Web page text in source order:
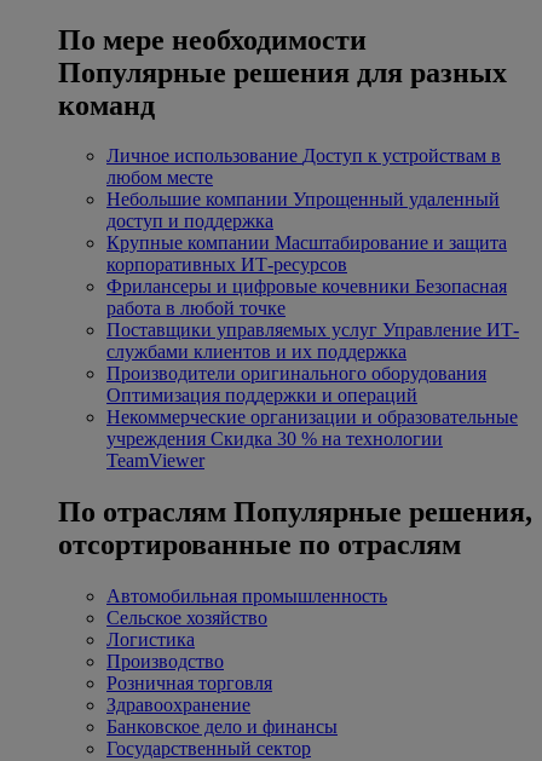
По мере необходимости
Популярные решения для разных
команд
Личное использование Доступ к устройствам в
любом месте
Небольшие компании Упрощенный удаленный
доступ и поддержка
Крупные компании Масштабирование и защита
корпоративных ИТ-ресурсов
Фрилансеры и цифровые кочевники Безопасная
работа в любой точке
Поставщики управляемых услуг Управление ИТ-
службами клиентов и их поддержка
Производители оригинального оборудования
Оптимизация поддержки и операций
Некоммерческие организации и образовательные
учреждения Скидка 30 % на технологии
TeamViewer
По отраслям Популярные решения,
отсортированные по отраслям
Автомобильная промышленность
Сельское хозяйство
Логистика
Производство
Розничная торговля
Здравоохранение
Банковское дело и финансы
Государственный сектор